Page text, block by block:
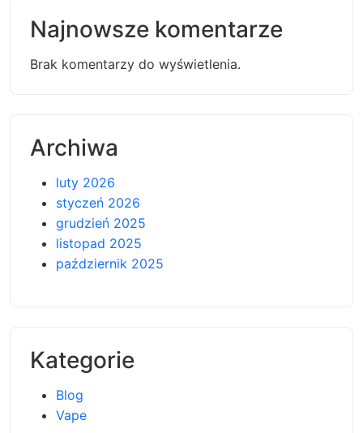
Najnowsze komentarze
Brak komentarzy do wyświetlenia.
Archiwa
luty 2026
styczeń 2026
grudzień 2025
listopad 2025
październik 2025
Kategorie
Blog
Vape